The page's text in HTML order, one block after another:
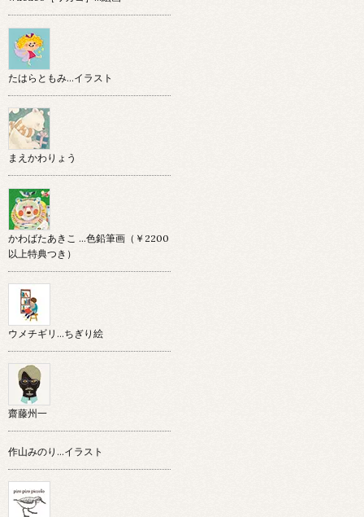
たはらともみ…イラスト
まえかわりょう
かわばたあきこ …色鉛筆画（￥2200
以上特典つき）
ウメチギリ…ちぎり絵
齋藤州一
作山みのり…イラスト